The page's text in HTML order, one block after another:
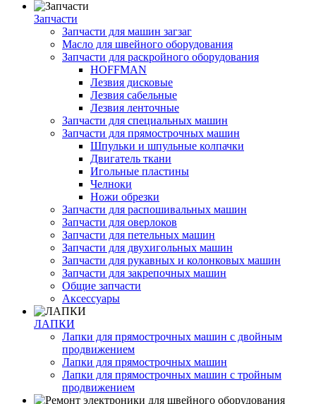
Запчасти
Запчасти для машин загзаг
Масло для швейного оборудования
Запчасти для раскройного оборудования
HOFFMAN
Лезвия дисковые
Лезвия сабельные
Лезвия ленточные
Запчасти для специальных машин
Запчасти для прямострочных машин
Шпульки и шпульные колпачки
Двигатель ткани
Игольные пластины
Челноки
Ножи обрезки
Запчасти для распошивальных машин
Запчасти для оверлоков
Запчасти для петельных машин
Запчасти для двухигольных машин
Запчасти для рукавных и колонковых машин
Запчасти для закрепочных машин
Общие запчасти
Аксессуары
ЛАПКИ
Лапки для прямострочных машин с двойным
продвижением
Лапки для прямострочных машин
Лапки для прямострочных машин с тройным
продвижением